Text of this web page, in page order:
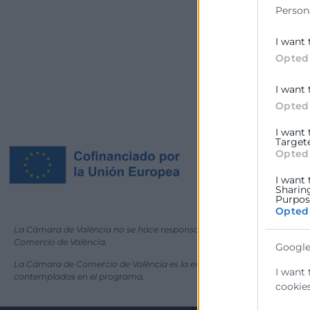
I want
Opted
I want
Opted
I want
Opted
I want
I want
La Cámara de València no se hace responsable de las
Comercio de València.
La Cámara de Comercio de València es la entidad convocante de
contempladas en el programa.